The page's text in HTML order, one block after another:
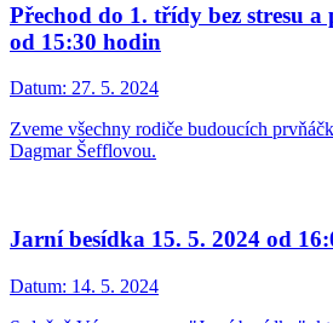
Přechod do 1. třídy bez stresu a
od 15:30 hodin
Datum: 27. 5. 2024
Zveme všechny rodiče budoucích
Dagmar Šefflovou.
Jarní besídka 15. 5. 2024 od
Datum: 14. 5. 2024